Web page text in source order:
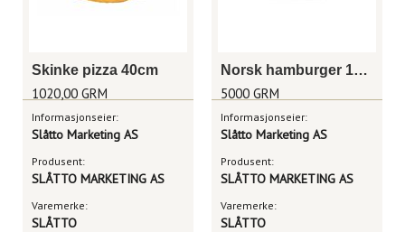
Skinke pizza 40cm
1020,00 GRM
Informasjonseier:
Slåtto Marketing AS
Produsent:
SLÅTTO MARKETING AS
Varemerke:
SLÅTTO
Norsk hamburger 155g
5000 GRM
Informasjonseier:
Slåtto Marketing AS
Produsent:
SLÅTTO MARKETING AS
Varemerke:
SLÅTTO